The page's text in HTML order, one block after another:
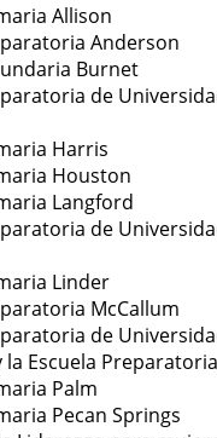
Allison
Anderson
Burnet
de
Harris
Houston
Langford
de
Linder
McCallum
de
la Escuela
Palm
Pecan Springs